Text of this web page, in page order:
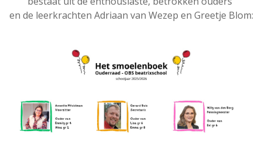
en de leerkrachten Adriaan van Wezep en Greetje Blom: